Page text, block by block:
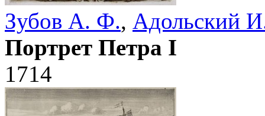
Зубов А. Ф., Адольский
Портрет Петра I
1714